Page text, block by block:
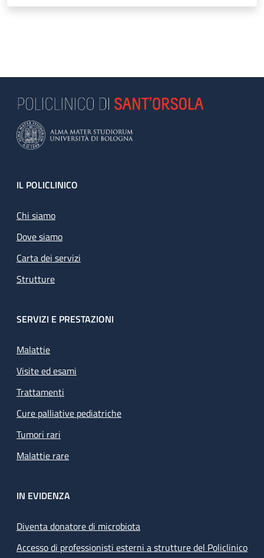
Footer
IL POLICLINICO
Chi siamo
Dove siamo
Carta dei servizi
Strutture
SERVIZI E PRESTAZIONI
Malattie
Visite ed esami
Trattamenti
Cure palliative pediatriche
Tumori rari
Malattie rare
IN EVIDENZA
Diventa donatore di microbiota
Accesso di professionisti esterni a strutture del Policlinico